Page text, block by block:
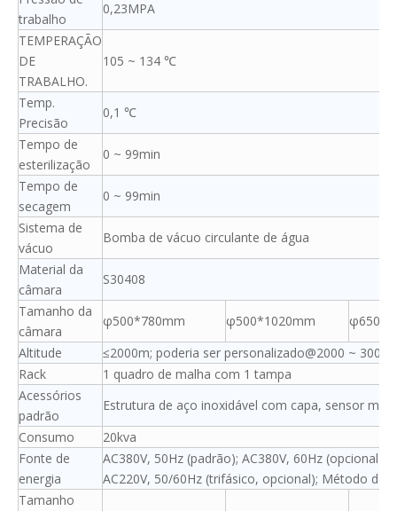
trabalho
0,23MPA
TEMPERAÇÃO
DE
TRABALHO.
105 ~ 134 ℃
Temp.
Precisão
0,1 ℃
Tempo de
esterilização
0 ~ 99min
Tempo de
secagem
0 ~ 99min
Sistema de
vácuo
Bomba de vácuo circulante de água
Material da
câmara
S30408
Tamanho da
câmara
φ500*780mm φ500*1020mm
Altitude
≤2000m; poderia ser personalizado@2000 ~
Rack
1 quadro de malha com 1 tampa
Acessórios
padrão
Estrutura de aço inoxidável com capa, sensor
Consumo
20kva
Fonte de
energia
AC380V, 50Hz (padrão); AC380V, 60Hz (opcional);
AC220V, 50/60Hz (trifásico, opcional); Método de
Tamanho